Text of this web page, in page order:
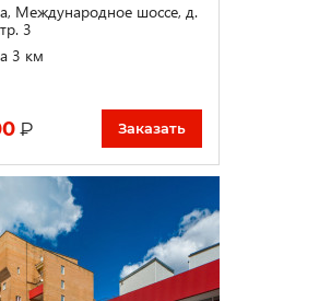
Международное шоссе, д.
3
3 км
₽ Заказать